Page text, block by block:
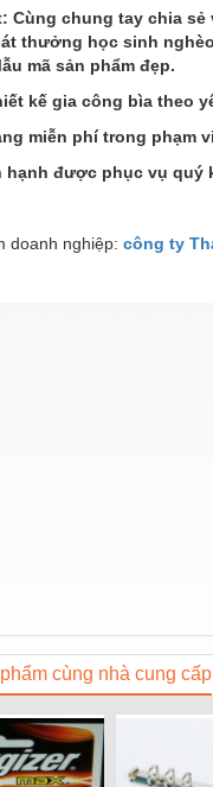
Cùng chung tay chia
thưởng học sinh
mã sản phẩm đẹp.
kế gia công bìa theo
miễn phí trong phạm
hạnh được phục vụ quý
doanh nghiệp: công ty
cùng nhà cung cấp